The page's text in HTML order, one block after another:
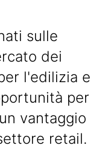
sulle
dei
l'edilizia e
per
vantaggio
retail.